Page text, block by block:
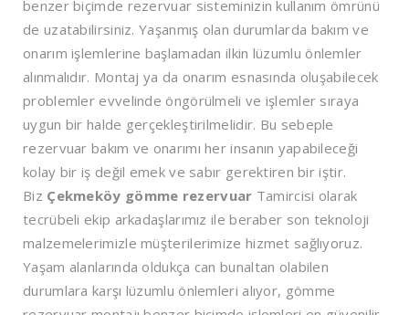
benzer biçimde rezervuar sisteminizin kullanım ömrünü
de uzatabilirsiniz. Yaşanmış olan durumlarda bakım ve
onarım işlemlerine başlamadan ilkin lüzumlu önlemler
alınmalıdır. Montaj ya da onarım esnasında oluşabilecek
problemler evvelinde öngörülmeli ve işlemler sıraya
uygun bir halde gerçekleştirilmelidir. Bu sebeple
rezervuar bakım ve onarımı her insanın yapabileceği
kolay bir iş değil emek ve sabır gerektiren bir iştir.
Biz Çekmeköy gömme rezervuar Tamircisi olarak
tecrübeli ekip arkadaşlarımız ile beraber son teknoloji
malzemelerimizle müşterilerimize hizmet sağlıyoruz.
Yaşam alanlarında oldukça can bunaltan olabilen
durumlara karşı lüzumlu önlemleri alıyor, gömme